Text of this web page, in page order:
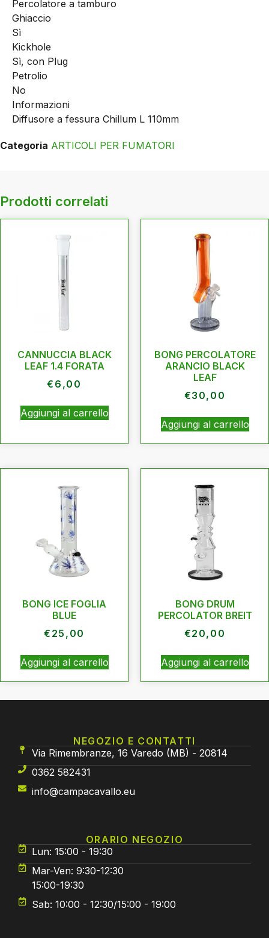
Percolatore a tamburo
Ghiaccio
Sì
Kickhole
Sì, con Plug
Petrolio
No
Informazioni
Diffusore a fessura Chillum L 110mm
Categoria ARTICOLI PER FUMATORI
Prodotti correlati
CANNUCCIA BLACK
LEAF 1.4 FORATA
€ 6,00
Aggiungi al carrello
BONG PERCOLATORE
ARANCIO BLACK
LEAF
€30,00
Aggiungi al carrello
BONG ICE FOGLIA
BLUE
€ 25,00
Aggiungi al carrello
BONG DRUM
PERCOLATOR BREIT
€20,00
Aggiungi al carrello
NEGOZIO E CONTATTI
Via Rimembranze, 16 Varedo (MB) - 20814
0362 582431
info@campacavallo.eu
ORARIO NEGOZIO
Lun: 15:00 - 19:30
Mar-Ven: 9:30-12:30
15:00-19:30
Sab: 10:00 - 12:30/15:00 - 19:00